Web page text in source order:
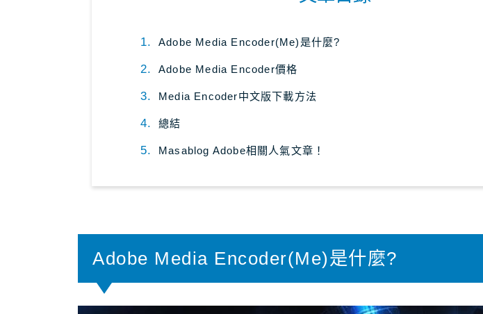
Shutterstock素材網站
Adobe Media Encoder(Me)是什麼?
Adobe Media Encoder價格
Media Encoder中文版下載方法
總結
Masablog Adobe相關人氣文章！
Adobe Media Encoder(Me)是什麼?